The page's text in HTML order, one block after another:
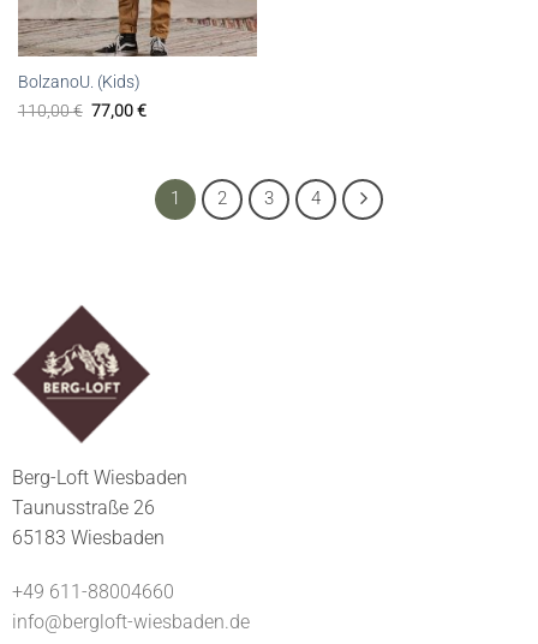
BolzanoU. (Kids)
110,00€ 77,00€
1 2 3 4
Berg-Loft Wiesbaden
Taunusstraße 26
65183 Wiesbaden
+49 611-88004660
info@bergloft-wiesbaden.de